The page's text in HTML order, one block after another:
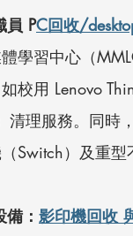
員 PC回收/
學習中心（
校用 Lenovo
清理服務。同時
Switch）及重型
： 影印機回收